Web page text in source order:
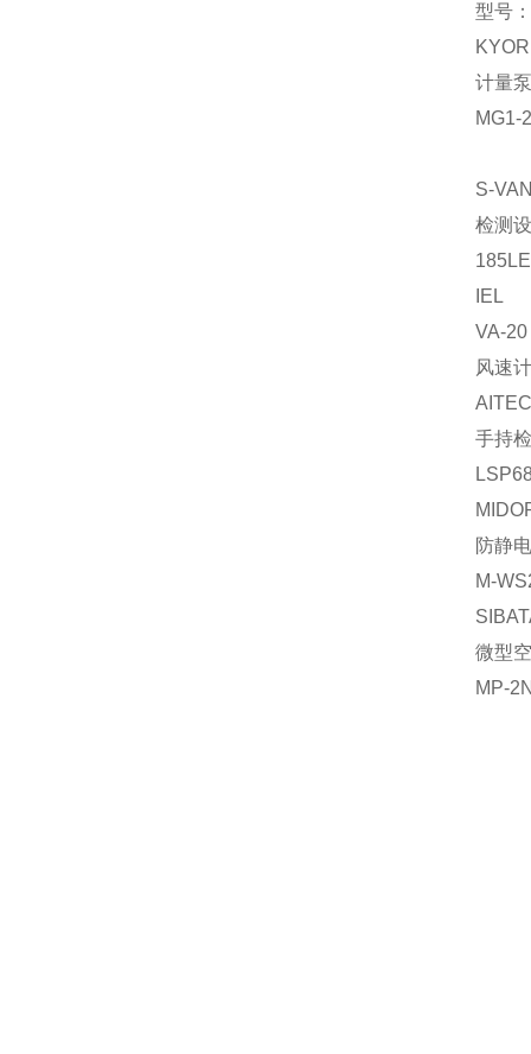
型号
计量泵
MG1-
S-
检测
185LE
IEL
VA-20
风速计
AITEC
手持
防静
M-
微型
MP-